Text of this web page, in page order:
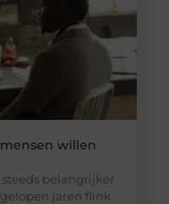
willen
belangrijker
jaren flink